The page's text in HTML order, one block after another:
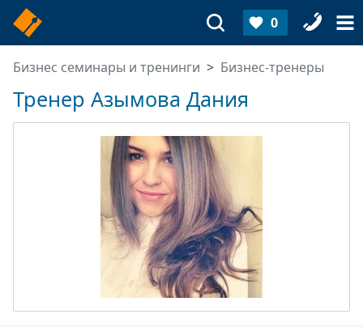
0
Бизнес семинары и тренинги Бизнес-тренеры
Тренер Азымова Дания